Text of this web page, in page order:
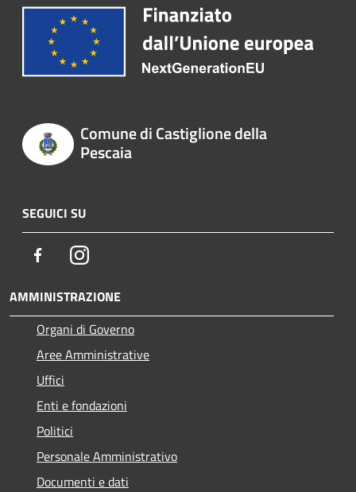
Comune di Castiglione della
Pescaia
SEGUICI SU
FacebookInstagram
AMMINISTRAZIONE
Organi di Governo
Aree Amministrative
Uffici
Enti e fondazioni
Politici
Personale Amministrativo
Documenti e dati